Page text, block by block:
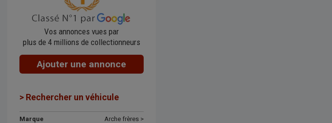
Vos annonces vues par
plus de 4 millions de collectionneurs
Ajouter une annonce
> Rechercher un véhicule
Marque Arche frères >